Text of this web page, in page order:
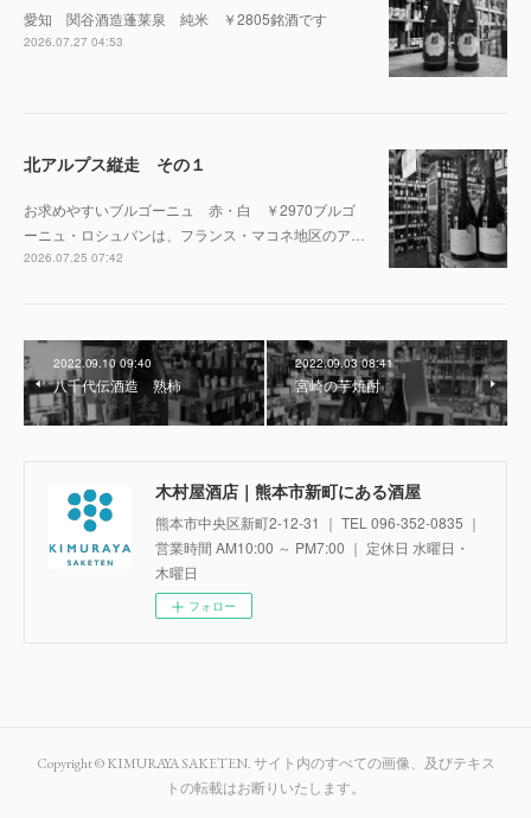
愛知 関谷酒造蓬莱泉 純米 ￥2805銘酒です
2026.07.27 04:53
北アルプス縦走 その１
お求めやすいブルゴーニュ 赤・白 ￥2970ブルゴ
ーニュ・ロシュバンは、フランス・マコネ地区のア…
2026.07.25 07:42
2022.09.10 09:40
八千代伝酒造 熟柿
2022.09.03 08:41
宮崎の芋焼酎
木村屋酒店｜熊本市新町にある酒屋
熊本市中央区新町2-12-31 ｜ TEL 096-352-0835 ｜
営業時間 AM10:00 ～ PM7:00 ｜ 定休日 水曜日・
木曜日
フォロー
Copyright © KIMURAYA SAKETEN. サイト内のすべての画像、及びテキス
トの転載はお断りいたします。